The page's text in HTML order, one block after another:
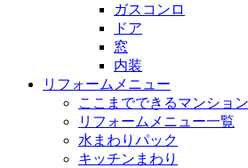
ガスコンロ
ドア
窓
内装
リフォームメニュー
ここまでできるマンショ
リフォームメニュー一覧
水まわりパック
キッチンまわり